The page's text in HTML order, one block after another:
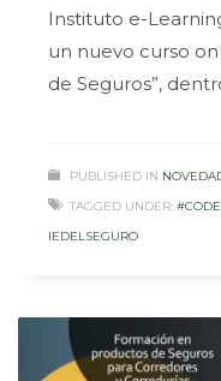
Instituto e-
un nuevo curso
de Seguros”,
PUBLISHED IN
TAGGED UNDER:
IEDELSEGURO